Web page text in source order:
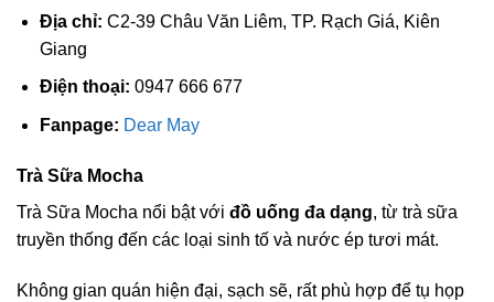
Địa chỉ: C2-39 Châu Văn Liêm, TP. Rạch Giá, Kiên
Giang
Điện thoại: 0947 666 677
Fanpage: Dear May
Trà Sữa Mocha
Trà Sữa Mocha nổi bật với đồ uống đa dạng, từ trà sữa
truyền thống đến các loại sinh tố và nước ép tươi mát.
Không gian quán hiện đại, sạch sẽ, rất phù hợp để tụ họp